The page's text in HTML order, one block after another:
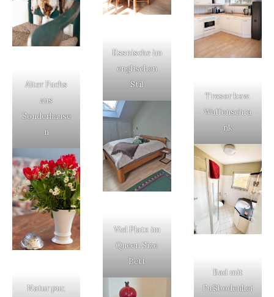
Alter Fuchs
aus
Sonderhause
n
Natur pur,
Essnische im
englischen
Stil
Viel Platz im
Queen Size
Bett
Tresor bzw.
Waffenschra
nk
Bad mit
Fußbodenhei